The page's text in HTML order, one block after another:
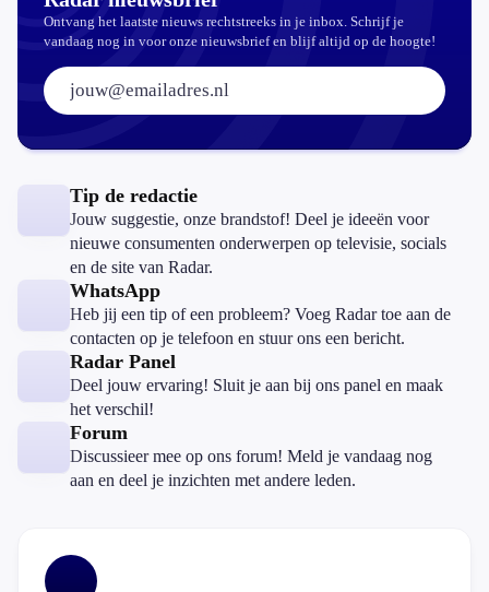
Ontvang het laatste nieuws rechtstreeks in je inbox. Schrijf je
vandaag nog in voor onze nieuwsbrief en blijf altijd op de hoogte!
E-mailadres:
Tip de redactie
Jouw suggestie, onze brandstof! Deel je ideeën voor
nieuwe consumenten onderwerpen op televisie, socials
en de site van Radar.
WhatsApp
Heb jij een tip of een probleem? Voeg Radar toe aan de
contacten op je telefoon en stuur ons een bericht.
Radar Panel
Deel jouw ervaring! Sluit je aan bij ons panel en maak
het verschil!
Forum
Discussieer mee op ons forum! Meld je vandaag nog
aan en deel je inzichten met andere leden.